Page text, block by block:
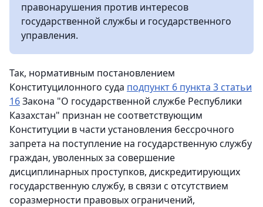
правонарушения против интересов
государственной службы и государственного
управления.
Так, нормативным постановлением
Конституцилонного суда подпункт 6 пункта 3 статьи
16Закона "О государственной службе Республики
Казахстан" признан не соответствующим
Конституции в части установления бессрочного
запрета на поступление на государственную службу
граждан, уволенных за совершение
дисциплинарных проступков, дискредитирующих
государственную службу, в связи с отсутствием
соразмерности правовых ограничений,